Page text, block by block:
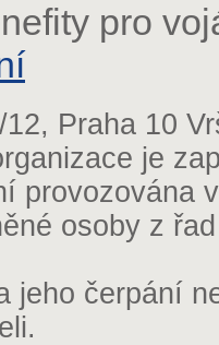
pro
Praha 10
je
provozována
osoby z
jeho čerpání